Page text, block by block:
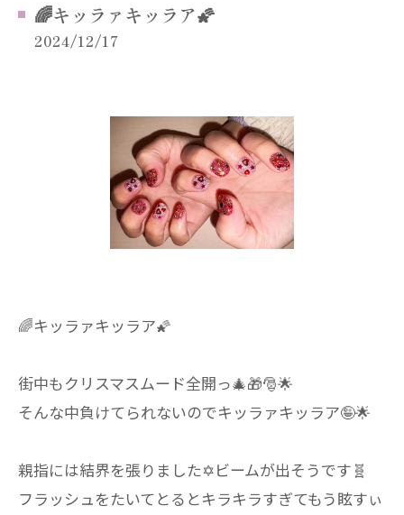
🌈キッラァキッラア🌠
2024/12/17
🌈キッラァキッラア🌠
街中もクリスマスムード全開っ🎄🎁🎅🌟
そんな中負けてられないのでキッラァキッラア🤪🌟
親指には結界を張りました✡ビームが出そうです🧬
フラッシュをたいてとるとキラキラすぎてもう眩すぃ